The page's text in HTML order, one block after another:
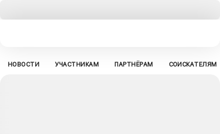
НОВОСТИ УЧАСТНИКАМ ПАРТНЁРАМ СОИСКАТЕЛЯМ